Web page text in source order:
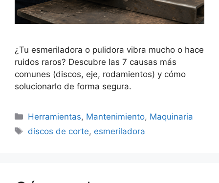
¿Tu esmeriladora o pulidora vibra mucho o hace
ruidos raros? Descubre las 7 causas más
comunes (discos, eje, rodamientos) y cómo
solucionarlo de forma segura.
Categorías
Herramientas, Mantenimiento, Maquinaria
Etiquetas
discos de corte, esmeriladora